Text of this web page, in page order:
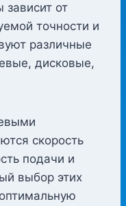
от
точности и
различные
дисковые,
скорость
подачи и
выбор этих